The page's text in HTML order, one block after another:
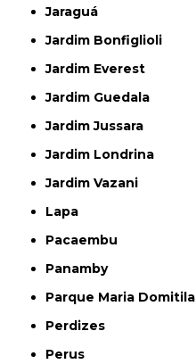
Jaraguá
Jardim Bonfiglioli
Jardim Everest
Jardim Guedala
Jardim Jussara
Jardim Londrina
Jardim Vazani
Lapa
Pacaembu
Panamby
Parque Maria Domitila
Perdizes
Perus